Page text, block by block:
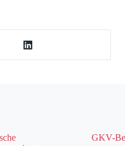
GKV-